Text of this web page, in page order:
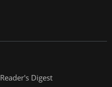
Reader's Digest